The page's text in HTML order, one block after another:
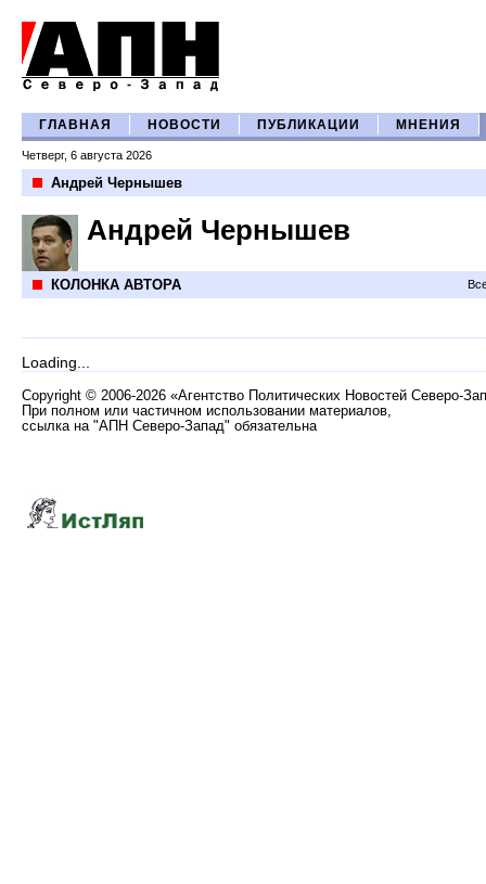
ГЛАВНАЯ НОВОСТИ ПУБЛИКАЦИИ МНЕНИЯ
Четверг, 6 августа 2026
Андрей Чернышев
Андрей Чернышев
КОЛОНКА АВТОРА
Loading...
Copyright © 2006-2026 «Агентство Политических Новостей Северо-
При полном или частичном использовании материалов,
ссылка на "АПН Северо-Запад" обязательна